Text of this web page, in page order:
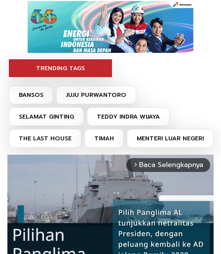
TRENDING TAGS
BANSOS JUJU PURWANTORO
SELAMAT GINTING TEDDY INDRA WIJAYA
THE LAST HOUSE TIMAH MENTERI LUAR NEGERI
arrow_forward_ios Baca Selengkapnya